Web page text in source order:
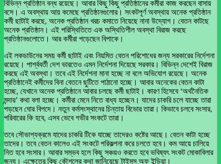
বিভিন্ন প্রতিষ্ঠান বন্ধ রয়েছে। আবার কিছু কিছু প্রতিষ্ঠানের কর্মীরা কাজ করছেন বাসায়
বসে। এ অবস্থায় আয় কমেছে প্রতিষ্ঠানগুলোর। সংকটপূর্ণ অবস্থায় অনেক প্রতিষ্ঠান
কর্মী ছাটাই করছে, অনেক প্রতিষ্ঠান খরচ কমাতে নিয়েছে নানা উদ্যোগ। বেতন কাটছে
অনেক প্রতিষ্ঠান। এই পরিস্থিতিতে এক অস্থিতিশীল অবস্থা বিরাজ করছে
প্রতিষ্ঠানগুলোতে। আর কর্মীরা পড়েছেন বিপাকে।
এই লকডাউনের সময় কর্মী ছাটাই এবং নিয়মিত বেতন পরিশোধের জন্য সরকারের নির্দেশনা
রয়েছে। পার্শ্ববর্তী দেশ ভারতেও এমন নির্দেশনা দিয়েছে সরকার। বিভিন্ন দেশেই বিরাজ
করছে এই অবস্থা। তবে এই নির্দেশনা মানা হচ্ছে না বলে অভিযোগ রয়েছে। অনেক
প্রতিষ্ঠানেই কর্মীদের বিনা বেতনে ছুটিতে পাঠানো হচ্ছে। আবার অনেকের বেতন কাটা
হচ্ছে, যেখানে অনেক প্রতিষ্ঠানে আবার চলছে কর্মী ছাটাই। কারণ হিসেবে ‘অর্থনৈতিক
মন্দার’ কথা বলা হচ্ছে। কর্মীরা মেনে নিতে বাধ্য হচ্ছেন। যাদের চাকরি চলে যাচ্ছে তারা
পড়ছেন ঘোর বিপদে। নতুন কর্মসংস্থানের চিন্তায় বিভোর তারা। কিভাবে চলবে সংসার,
পরিবারের কি হবে, এসব ভেবে গভীর সংকটে তারা।
তবে সৌভাগ্যক্রমে যাদের চাকরি টিকে যাচ্ছে তাদেরও কষ্টের আছে। বেতন কাটা হচ্ছে
তাদের। তবে বেতন কালেও এই সংকটে পরিকল্পনা করে চলতে হবে। কম আয়ে চালিয়ে
নিত হবে সংসার। আবার সম্ভব হলে কিছু সঞ্চয়ও করতে হবে ভবিষ্যৎ সংকট মোকাবিলার
জন্য। এক্ষেত্রে কিছু কৌশলের কথা জানিয়েছে টাইমস অফ ইন্ডিয়া।